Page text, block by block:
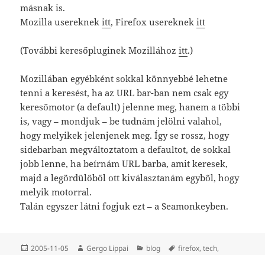
másnak is.
Mozilla usereknekitt, Firefox usereknekitt
(További keresőpluginek Mozilláhozitt.)
Mozillában egyébként sokkal könnyebbé lehetne
tenni a keresést, ha az URL bar-ban nem csak egy
keresőmotor (a default) jelenne meg, hanem a többi
is, vagy – mondjuk – be tudnám jelölni valahol,
hogy melyikek jelenjenek meg. Így se rossz, hogy
sidebarban megváltoztatom a defaultot, de sokkal
jobb lenne, ha beírnám URL barba, amit keresek,
majd a legördülőből ott kiválasztanám egyből, hogy
melyik motorral.
Talán egyszer látni fogjuk ezt – a Seamonkeyben.
Közzétéve
2005-11-05 Szerző
Gergo Lippai Kategória
blog Címke
firefox,tech,